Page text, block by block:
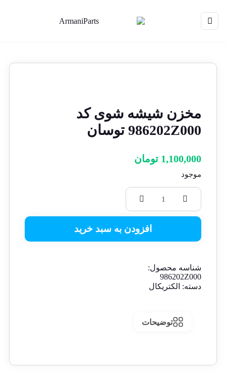
مخزن شیشه شوی کد
986202Z000 توسان
1,100,000 تومان
موجود
افزودن به سبد خرید
شناسه محصول:
986202Z000
دسته: الکتریکال
توضیحات